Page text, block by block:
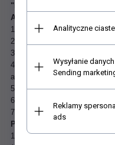
"Bezkwasowy i bezdrzewny".
Atesty
1. FSC® Recycled certyfikat
2. Oznakowanie ekologiczne
3. certyfikat * HP Indigo
4. Odporny na starzenie
archiwum (odpowiednie do
5. Produkowany bezchlorowo
6. Bezpieczeństwo zabawek
7. Nie zawiera metali ciężkich
Pozyskiwanie i recykling
100% włókna wtórne,
Analityczne
Wysyłanie
Sending
Reklamy
ads